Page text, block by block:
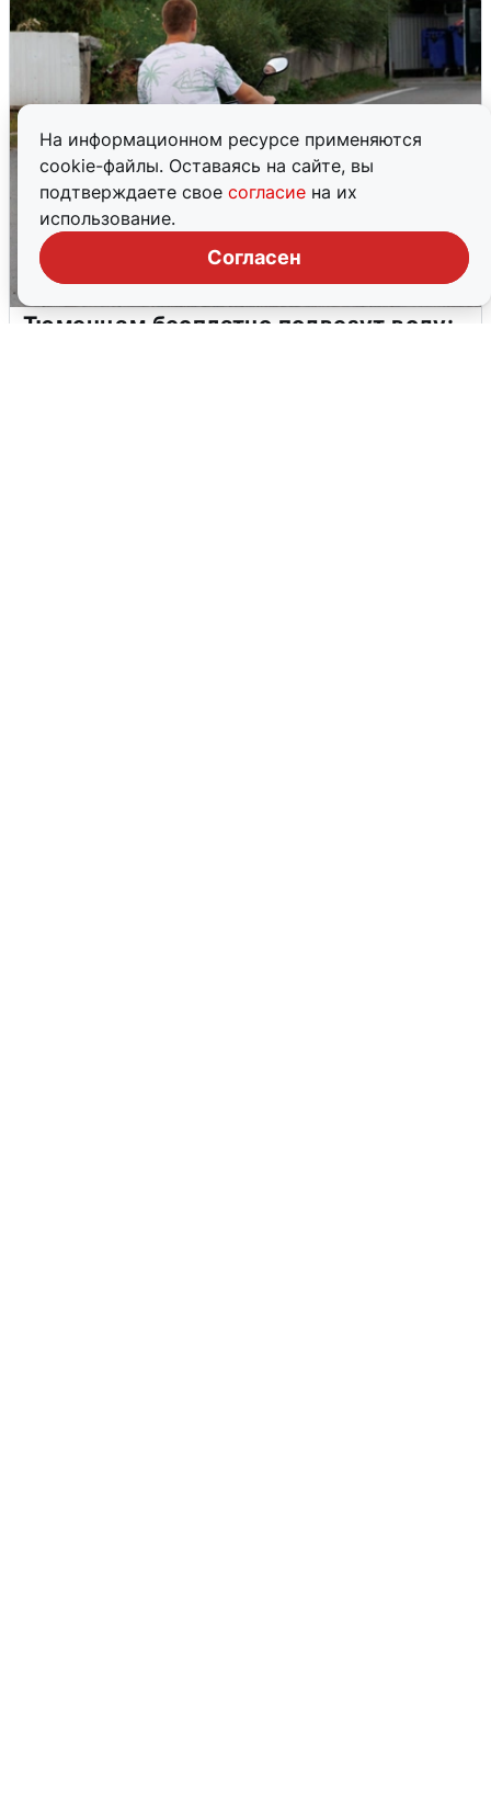
На информационном ресурсе применяются
cookie-файлы. Оставаясь на сайте, вы
подтверждаете свое согласие на их
использование.
Согласен
Тюменцам бесплатно подвезут воду: